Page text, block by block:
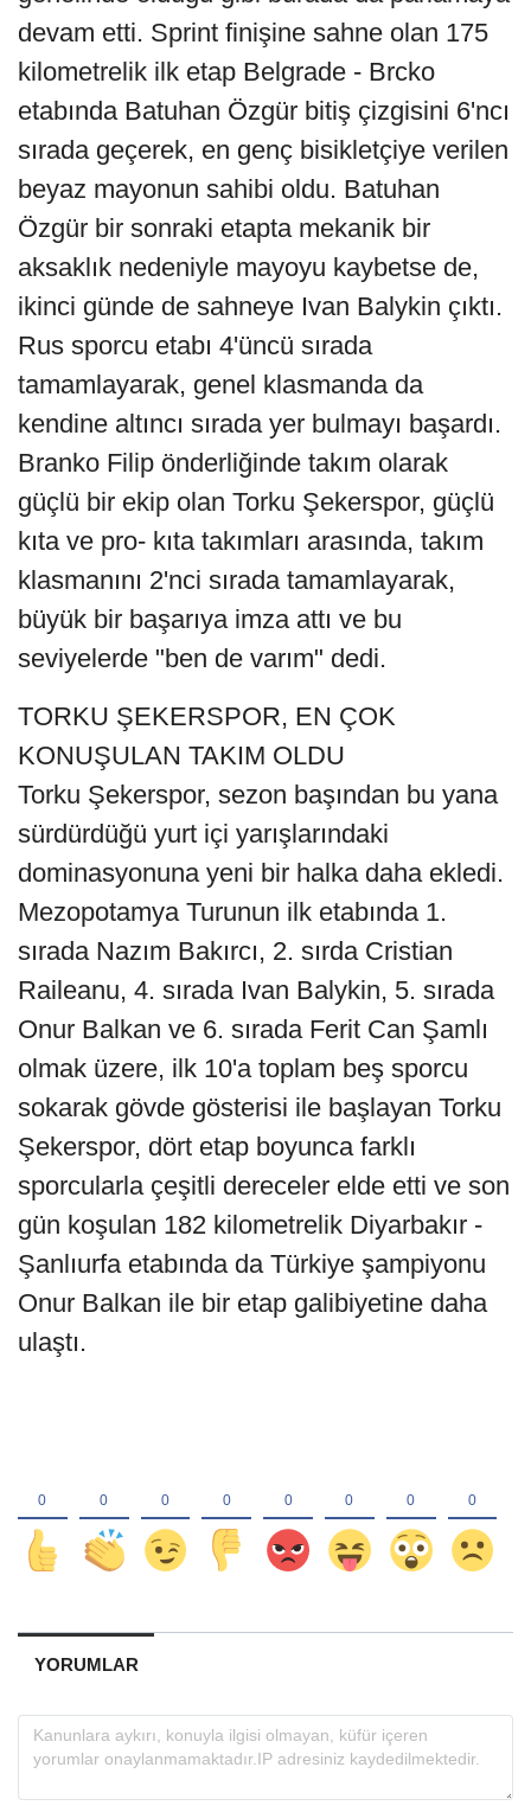
devam etti. Sprint finişine sahne olan 175
kilometrelik ilk etap Belgrade - Brcko
etabında Batuhan Özgür bitiş çizgisini 6'ncı
sırada geçerek, en genç bisikletçiye verilen
beyaz mayonun sahibi oldu. Batuhan
Özgür bir sonraki etapta mekanik bir
aksaklık nedeniyle mayoyu kaybetse de,
ikinci günde de sahneye Ivan Balykin çıktı.
Rus sporcu etabı 4'üncü sırada
tamamlayarak, genel klasmanda da
kendine altıncı sırada yer bulmayı başardı.
Branko Filip önderliğinde takım olarak
güçlü bir ekip olan Torku Şekerspor, güçlü
kıta ve pro- kıta takımları arasında, takım
klasmanını 2'nci sırada tamamlayarak,
büyük bir başarıya imza attı ve bu
seviyelerde "ben de varım" dedi.
TORKU ŞEKERSPOR, EN ÇOK
KONUŞULAN TAKIM OLDU
Torku Şekerspor, sezon başından bu yana
sürdürdüğü yurt içi yarışlarındaki
dominasyonuna yeni bir halka daha ekledi.
Mezopotamya Turunun ilk etabında 1.
sırada Nazım Bakırcı, 2. sırda Cristian
Raileanu, 4. sırada Ivan Balykin, 5. sırada
Onur Balkan ve 6. sırada Ferit Can Şamlı
olmak üzere, ilk 10'a toplam beş sporcu
sokarak gövde gösterisi ile başlayan Torku
Şekerspor, dört etap boyunca farklı
sporcularla çeşitli dereceler elde etti ve son
gün koşulan 182 kilometrelik Diyarbakır -
Şanlıurfa etabında da Türkiye şampiyonu
Onur Balkan ile bir etap galibiyetine daha
ulaştı.
YORUMLAR